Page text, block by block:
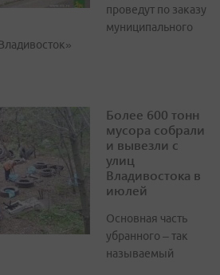
проведут по заказу
муниципального
Более 600 тонн
мусора собрали
и вывезли с
улиц
Владивостока в
июлей
Основная часть
убранного – так
называемый